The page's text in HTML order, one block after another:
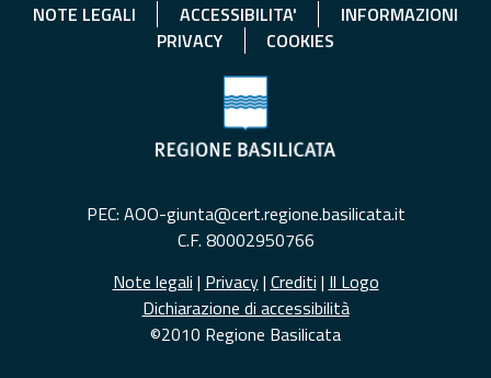
NOTE LEGALI ACCESSIBILITA'
INFORMAZIONI
PRIVACY
COOKIES
PEC: AOO-giunta@cert.regione.basilicata.it
C.F. 80002950766
Note legali | Privacy| Crediti | Il Logo
Dichiarazione di accessibilità
©2010 Regione Basilicata